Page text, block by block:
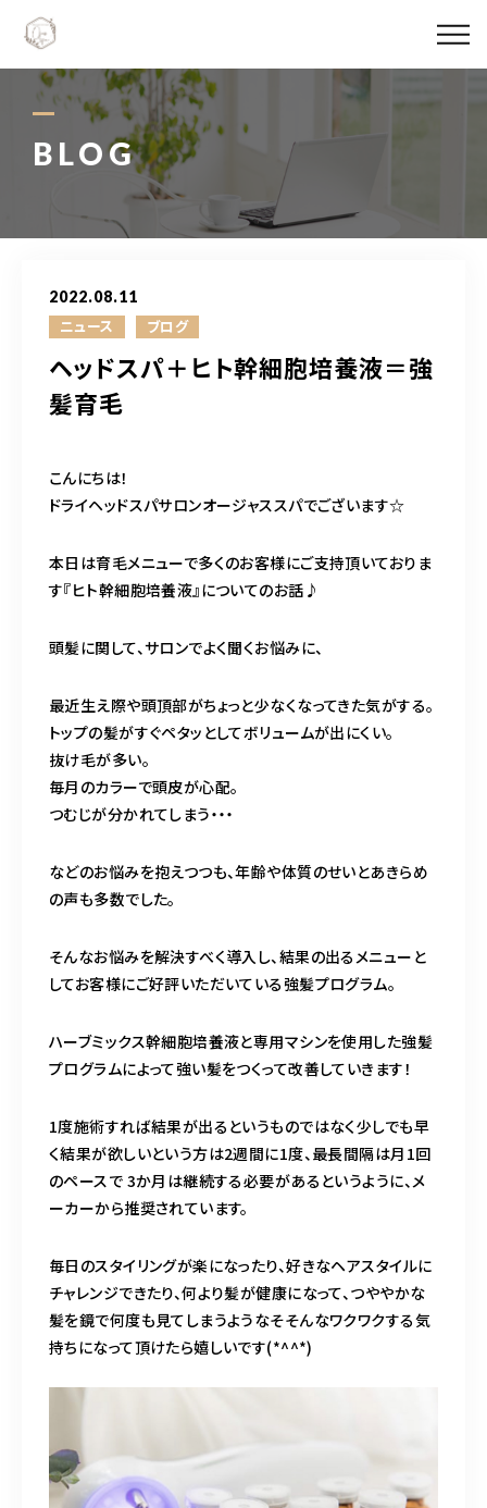
BLOG
2022.08.11
ニュース ブログ
ヘッドスパ＋ヒト幹細胞培養液＝強
髪育毛
こんにちは！
ドライヘッドスパサロンオージャススパでございます☆
本日は育毛メニューで多くのお客様にご支持頂いておりま
す『ヒト幹細胞培養液』についてのお話♪
頭髪に関して、サロンでよく聞くお悩みに、
最近生え際や頭頂部がちょっと少なくなってきた気がする。
トップの髪がすぐペタッとしてボリュームが出にくい。
抜け毛が多い。
毎月のカラーで頭皮が心配。
つむじが分かれてしまう・・・
などのお悩みを抱えつつも、年齢や体質のせいとあきらめ
の声も多数でした。
そんなお悩みを解決すべく導入し、結果の出るメニューと
してお客様にご好評いただいている強髪プログラム。
ハーブミックス幹細胞培養液と専用マシンを使用した強髪
プログラムによって強い髪をつくって改善していきます！
1度施術すれば結果が出るというものではなく少しでも早
く結果が欲しいという方は2週間に1度、最長間隔は月1回
のペースで 3か月は継続する必要があるというように、メ
ーカーから推奨されています。
毎日のスタイリングが楽になったり、好きなヘアスタイルに
チャレンジできたり、何より髪が健康になって、つややかな
髪を鏡で何度も見てしまうようなそそんなワクワクする気
持ちになって頂けたら嬉しいです(*^^*)
Ojas spaについて
メニュー料金
施術実績
アクセス
営業時間 11:00～24:00（不定休）
ご予約はこちら